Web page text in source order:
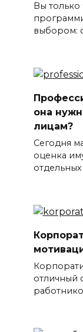
Вы
выбором:
она
лицам?
Сегодня
оценка
отдельных
отличный